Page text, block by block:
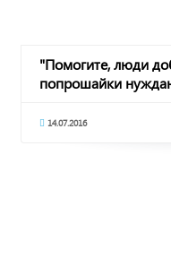
"Помогите, люди
попрошайки
14.07.2016